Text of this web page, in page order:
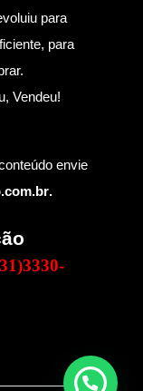
para
para
Vendeu!
envie
.